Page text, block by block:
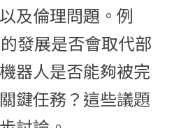
及倫理問題。例
發展是否會取代部
器人是否能夠被完
鍵任務？這些議題